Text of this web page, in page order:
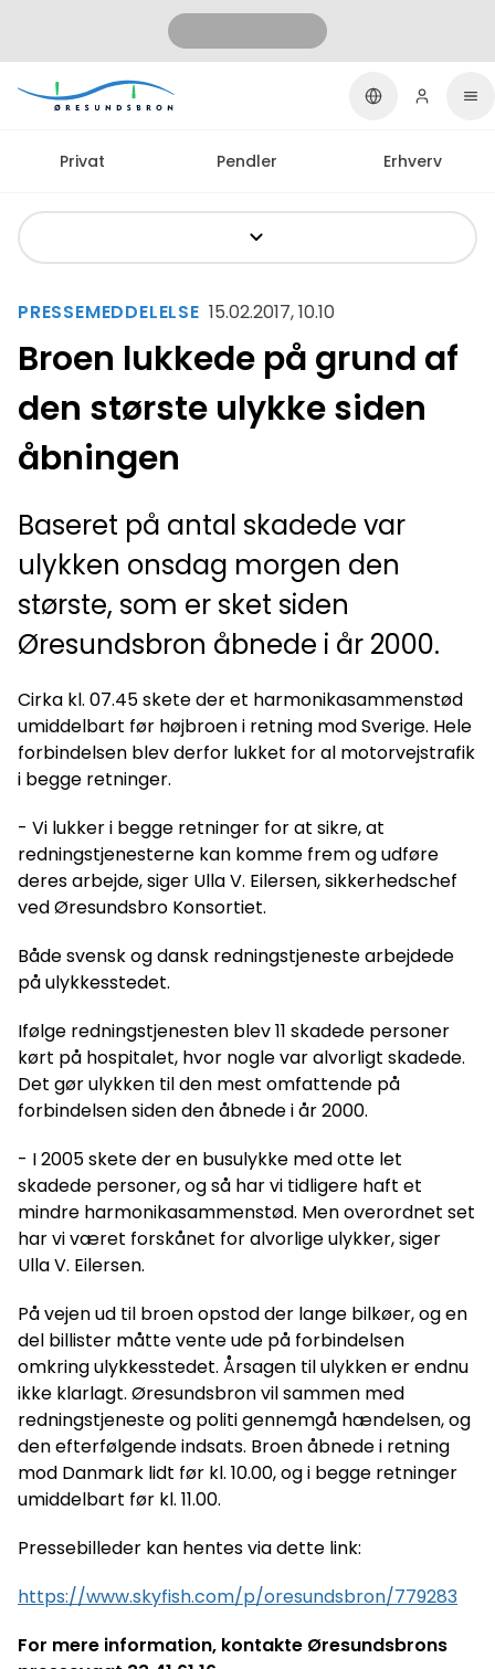
Privat Pendler Erhverv
PRESSEMEDDELELSE 15.02.2017, 10.10
Broen lukkede på grund af
den største ulykke siden
åbningen
Baseret på antal skadede var
ulykken onsdag morgen den
største, som er sket siden
Øresundsbron åbnede i år 2000.
Cirka kl. 07.45 skete der et harmonikasammenstød
umiddelbart før højbroen i retning mod Sverige. Hele
forbindelsen blev derfor lukket for al motorvejstrafik
i begge retninger.
- Vi lukker i begge retninger for at sikre, at
redningstjenesterne kan komme frem og udføre
deres arbejde, siger Ulla V. Eilersen, sikkerhedschef
ved Øresundsbro Konsortiet.
Både svensk og dansk redningstjeneste arbejdede
på ulykkesstedet.
Ifølge redningstjenesten blev 11 skadede personer
kørt på hospitalet, hvor nogle var alvorligt skadede.
Det gør ulykken til den mest omfattende på
forbindelsen siden den åbnede i år 2000.
- I 2005 skete der en busulykke med otte let
skadede personer, og så har vi tidligere haft et
mindre harmonikasammenstød. Men overordnet set
har vi været forskånet for alvorlige ulykker, siger
Ulla V. Eilersen.
På vejen ud til broen opstod der lange bilkøer, og en
del billister måtte vente ude på forbindelsen
omkring ulykkesstedet. Årsagen til ulykken er endnu
ikke klarlagt. Øresundsbron vil sammen med
redningstjeneste og politi gennemgå hændelsen, og
den efterfølgende indsats. Broen åbnede i retning
mod Danmark lidt før kl. 10.00, og i begge retninger
umiddelbart før kl. 11.00.
Pressebilleder kan hentes via dette link:
https://www.skyfish.com/p/oresundsbron/779283
For mere information, kontakte Øresundsbrons